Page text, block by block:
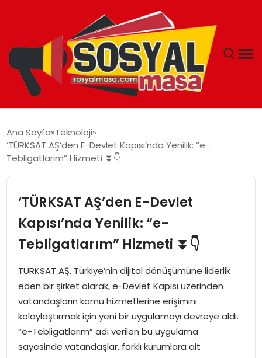
EKONOMI
EĞITIM
SPOR
GÜNDEM
MAGAZIN
Ana Sayfa Teknoloji
‘TÜRKSAT AŞ’den E-Devlet Kapısı’nda Yenilik: “e-
Tebligatlarım” Hizmeti ⏬👇
‘TÜRKSAT AŞ’den E-Devlet
Kapısı’nda Yenilik: “e-
Tebligatlarım” Hizmeti ⏬👇
TÜRKSAT AŞ, Türkiye’nin dijital dönüşümüne liderlik
eden bir şirket olarak, e-Devlet Kapısı üzerinden
vatandaşların kamu hizmetlerine erişimini
kolaylaştırmak için yeni bir uygulamayı devreye aldı.
“e-Tebligatlarım” adı verilen bu uygulama
sayesinde vatandaşlar, farklı kurumlara ait